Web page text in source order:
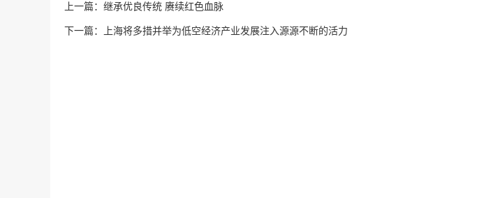
上一篇： 继承优良传统 赓续红色血脉
下一篇： 上海将多措并举为低空经济产业发展注入源源不断的活力